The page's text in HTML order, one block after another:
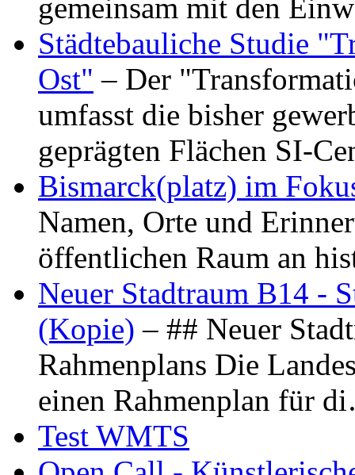
gemeinsam mit den
Städtebauliche Studie
Ost" – Der
umfasst die bisher
geprägten Flächen SI-
Bismarck(platz) im
Namen, Orte und
öffentlichen Raum an
Neuer Stadtraum B14 -
(Kopie) – ## Neuer
Rahmenplans Die
einen Rahmenplan für
Test WMTS